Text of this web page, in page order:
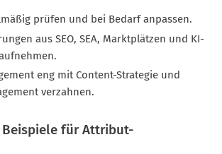
prüfen und bei Bedarf anpassen.
aus SEO, SEA, Marktplätzen und KI-
eng mit Content-Strategie und
verzahnen.
Beispiele für Attribut-